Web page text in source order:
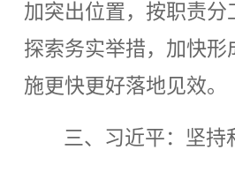
加突出位置，按职责
探索务实举措，加快
施更快更好落地见效。
三、 习近平：坚持